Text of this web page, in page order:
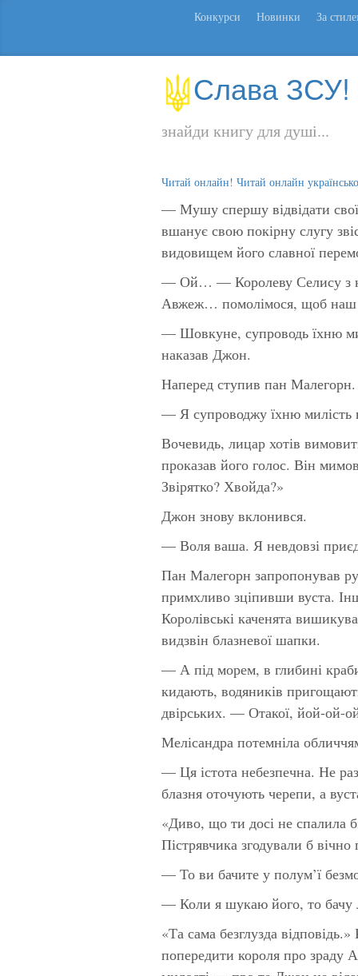
Конкурси Новинки За
Слава ЗСУ!
знайди книгу для душі...
Читай онлайн! Читай онлайн
— Мушу спершу відвідати
вшанує свою покірну слугу
видовищем його славної
— Ой… — Королеву Селису з
Авжеж… помолімося, щоб наш
— Шовкуне, супроводь їхню
наказав Джон.
Наперед ступив пан Малегорн.
— Я супроводжу їхню
Вочевидь, лицар хотів
проказав його голос. Він
Звірятко? Хвойда?»
Джон знову вклонився.
— Воля ваша. Я невдовзі
Пан Малегорн запропонував
примхливо зціпивши вуста.
Королівські каченята
видзвін блазневої шапки.
— А під морем, в глибині
кидають, водяників
двірських. — Отакої, йой-ой-
Мелісандра потемніла
— Ця істота небезпечна. Не
блазня оточують черепи, а
«Диво, що ти досі не спалила
Пістрявчика згодували б
— То ви бачите у полум’ї
— Коли я шукаю його, то бачу
«Та сама безглузда
попередити короля про зраду